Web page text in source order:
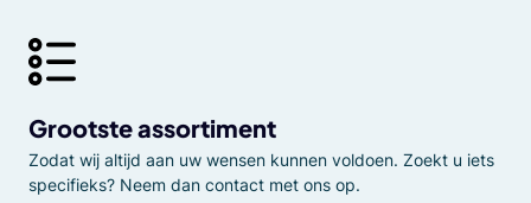
Grootste assortiment
Zodat wij altijd aan uw wensen kunnen voldoen. Zoekt u iets
specifieks? Neem dan contact met ons op.